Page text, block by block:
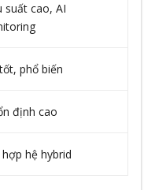
suất cao, AI
phổ biến
định cao
hợp hệ hybrid